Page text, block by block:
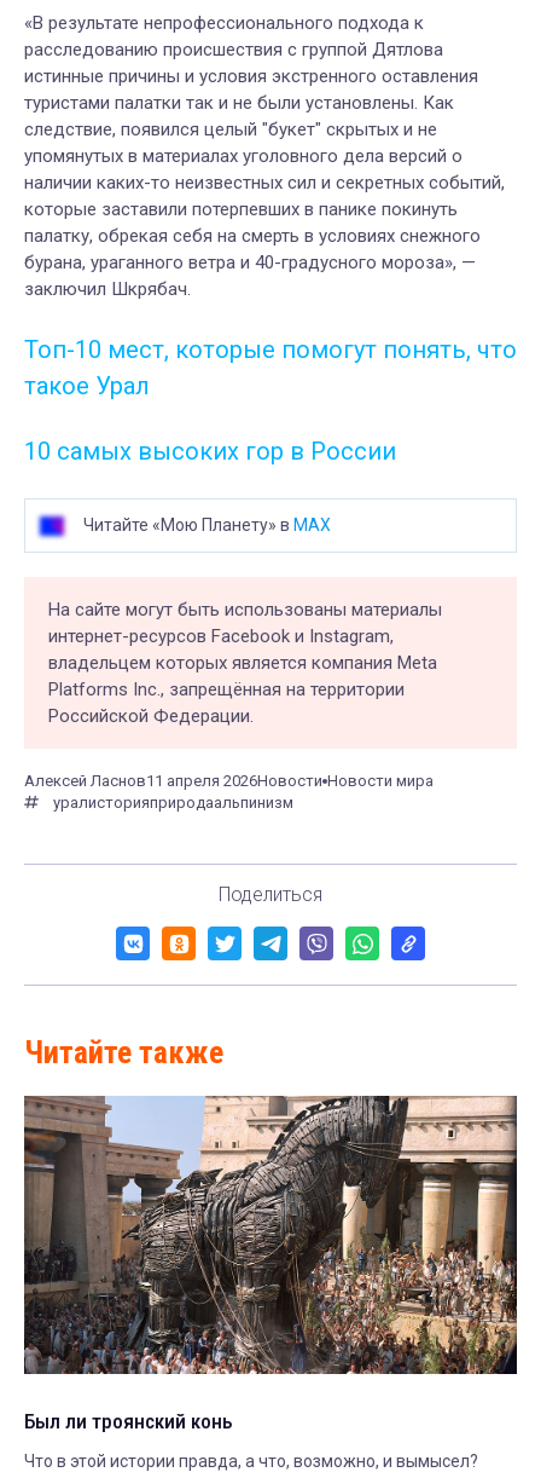
«В результате непрофессионального подхода к
расследованию происшествия с группой Дятлова
истинные причины и условия экстренного оставления
туристами палатки так и не были установлены. Как
следствие, появился целый "букет" скрытых и не
упомянутых в материалах уголовного дела версий о
наличии каких-то неизвестных сил и секретных событий,
которые заставили потерпевших в панике покинуть
палатку, обрекая себя на смерть в условиях снежного
бурана, ураганного ветра и 40-градусного мороза», —
заключил Шкрябач.
Топ-10 мест, которые помогут понять, что
такое Урал
10 самых высоких гор в России
Читайте «Мою Планету» в MAX
На сайте могут быть использованы материалы
интернет-ресурсов Facebook и Instagram,
владельцем которых является компания Meta
Platforms Inc., запрещённая на территории
Российской Федерации.
Алексей Ласнов11 апреля 2026Новости Новости мира
уралисторияприродаальпинизм
Поделиться
Читайте также
Был ли троянский конь
Что в этой истории правда, а что, возможно, и вымысел?